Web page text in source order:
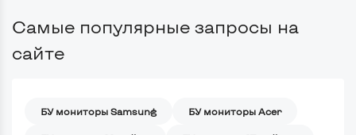
Самые популярные запросы на
сайте
БУ мониторы Samsung БУ мониторы Acer